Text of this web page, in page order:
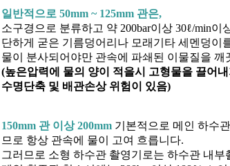
일반적으로 50mm ~ 125mm 관은,
소구경으로 분류하고 약 200bar이상 30ℓ/min
단하게 굳은 기름덩어리나 모래기타 세멘덩이
물이 분사되어야만 관속에 파쇄된 이물질을 깨
(높은압력에 물의 양이 적을시 고형물을 끌어
수명단축 및 배관손상 위험이 있음)
150mm 관 이상 200mm 기본적으로 메인 하수
므로 항상 관속에 물이 고여 흐릅니다.
그러므로 소형 하수관 촬영기로는 하수관 내